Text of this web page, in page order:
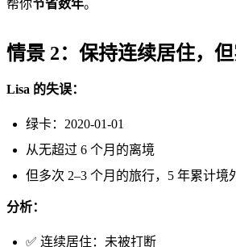
帮你节省数年。
情景 2：保持连续居住，
Lisa 的失误：
绿卡：2020-01-01
从无超过 6 个月的离境
但多次 2–3 个月的旅行，5 年累计境
分析：
✅ 连续居住：未被打断